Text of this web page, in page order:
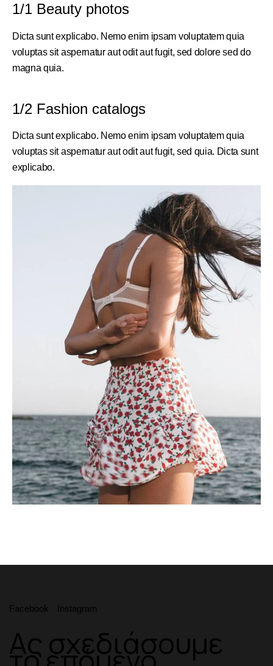
1/1 Beauty photos
Dicta sunt explicabo. Nemo enim ipsam voluptatem quia
voluptas sit aspernatur aut odit aut fugit, sed dolore sed do
magna quia.
1/2 Fashion catalogs
Dicta sunt explicabo. Nemo enim ipsam voluptatem quia
voluptas sit aspernatur aut odit aut fugit, sed quia. Dicta sunt
explicabo.
Facebook Instagram
Ας σχεδιάσουμε